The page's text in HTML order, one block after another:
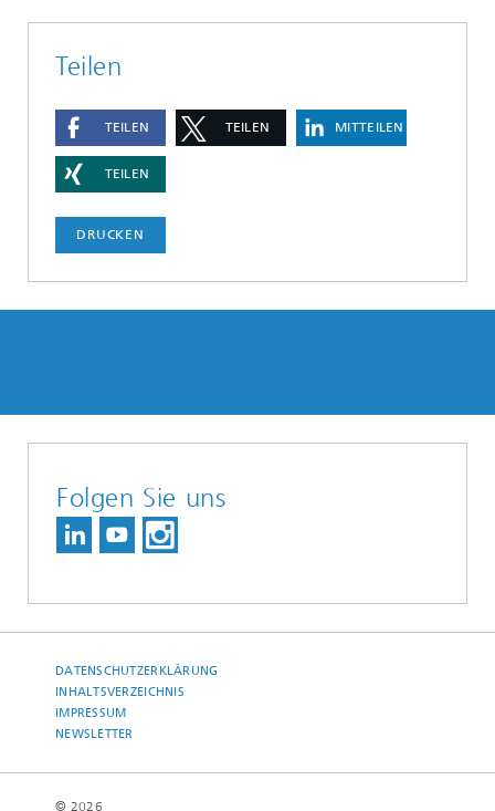
Teilen
TEILEN TEILEN MITTEILEN
TEILEN
DRUCKEN
Folgen Sie uns
DATENSCHUTZERKLÄRUNG
INHALTSVERZEICHNIS
IMPRESSUM
NEWSLETTER
© 2026